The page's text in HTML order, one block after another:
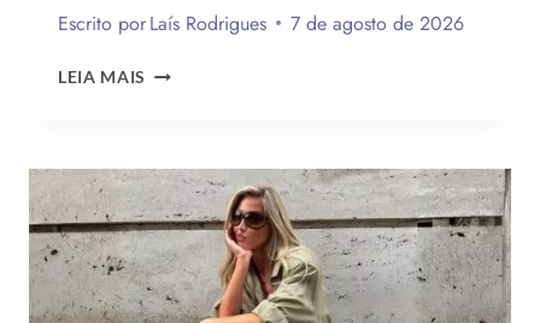
Escrito porLaís Rodrigues 7 de agosto de 2026
LEIA MAIS
BRANCAS
DECORADAS
FÁCEIS
DE
FAZER